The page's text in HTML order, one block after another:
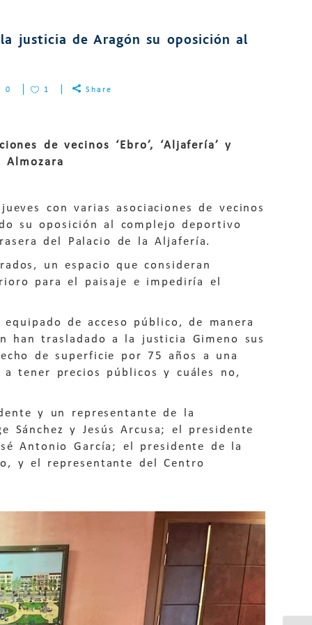
justicia de Aragón su oposición al
0 1 Share
de vecinos ‘Ebro’, ‘Aljafería’ y
Almozara
con varias asociaciones de vecinos
su oposición al complejo deportivo
del Palacio de la Aljafería.
un espacio que consideran
para el paisaje e impediría el
de acceso público, de manera
han trasladado a la justicia Gimeno sus
de superficie por 75 años a una
tener precios públicos y cuáles no,
y un representante de la
Sánchez y Jesús Arcusa; el presidente
Antonio García; el presidente de la
y el representante del Centro